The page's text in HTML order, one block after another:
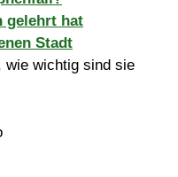
gelehrt hat
Stadt
wie wichtig sind sie